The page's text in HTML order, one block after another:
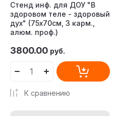
Стенд инф. для ДОУ "В
здоровом теле - здоровый
дух" (75х70см, 3 карм.,
алюм. проф.)
3800.00 руб.
К сравнению